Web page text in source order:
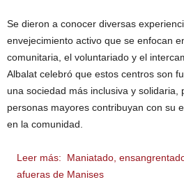
Se dieron a conocer diversas
envejecimiento activo que se enfocan
comunitaria, el voluntariado y el
Albalat celebró que estos centros son
una sociedad más inclusiva y solidaria,
personas mayores contribuyan con su
en la comunidad.
Leer más:
Maniatado,
afueras de Manises